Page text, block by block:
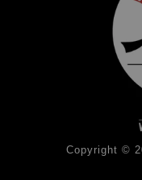
Copyright ©